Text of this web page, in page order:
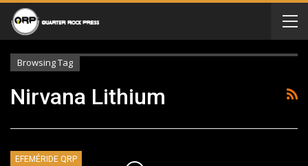
Browsing Tag
Nirvana Lithium
EFEMÉRIDE QRP